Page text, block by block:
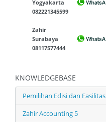
Yogyakarta
082221345599
Zahir
Surabaya
08117577444
KNOWLEDGEBASE
Pemilihan Edisi dan Fasilitas
Zahir Accounting 5